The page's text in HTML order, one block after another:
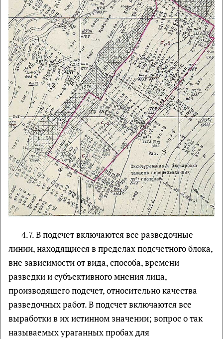
4.7. В подсчет включаются все разведочные
линии, находящиеся в пределах подсчетного блока,
вне зависимости от вида, способа, времени
разведки и субъективного мнения лица,
производящего подсчет, относительно качества
разведочных работ. В подсчет включаются все
выработки в их истинном значении; вопрос о так
называемых ураганных пробах для